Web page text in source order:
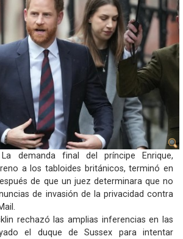
demanda final del príncipe Enrique,
a los tabloides británicos, terminó en
de que un juez determinara que no
de invasión de la privacidad contra
rechazó las amplias inferencias en las
el duque de Sussex para intentar